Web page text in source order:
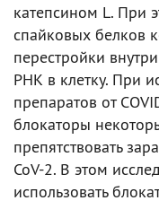
катепсином L. При
спайковых белков
перестройки
РНК в клетку. При
препаратов от
блокаторы
препятствовать
CoV-2. В этом
использовать